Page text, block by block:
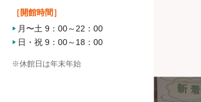
［開館時間］
月〜土 9：00～22：00
日・祝 9：00～18：00
※休館日は年末年始